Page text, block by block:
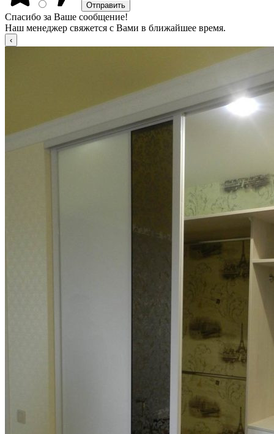
Спасибо за Ваше сообщение!
Наш менеджер свяжется с Вами в ближайшее время.